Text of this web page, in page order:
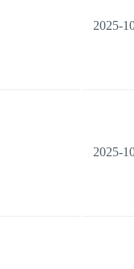
2025-
2025-